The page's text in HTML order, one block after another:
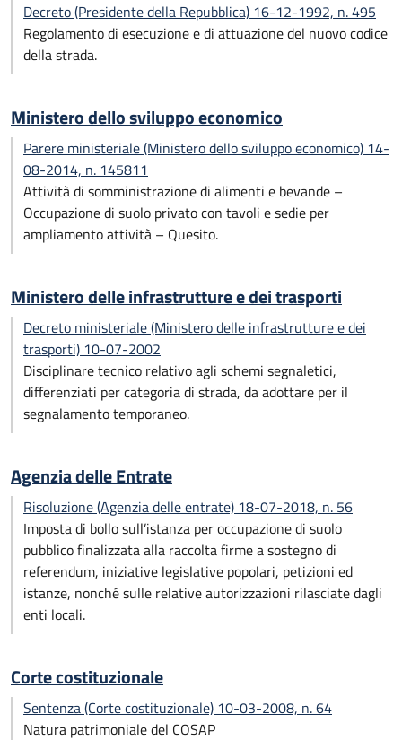
Decreto (Presidente della Repubblica) 16-12-1992, n. 495
Regolamento di esecuzione e di attuazione del nuovo codice
della strada.
Ministero dello sviluppo economico
Parere ministeriale (Ministero dello sviluppo economico) 14-
08-2014, n. 145811
Attività di somministrazione di alimenti e bevande –
Occupazione di suolo privato con tavoli e sedie per
ampliamento attività – Quesito.
Ministero delle infrastrutture e dei trasporti
Decreto ministeriale (Ministero delle infrastrutture e dei
trasporti) 10-07-2002
Disciplinare tecnico relativo agli schemi segnaletici,
differenziati per categoria di strada, da adottare per il
segnalamento temporaneo.
Agenzia delle Entrate
Risoluzione (Agenzia delle entrate) 18-07-2018, n. 56
Imposta di bollo sull’istanza per occupazione di suolo
pubblico finalizzata alla raccolta firme a sostegno di
referendum, iniziative legislative popolari, petizioni ed
istanze, nonché sulle relative autorizzazioni rilasciate dagli
enti locali.
Corte costituzionale
Sentenza (Corte costituzionale) 10-03-2008, n. 64
Natura patrimoniale del COSAP